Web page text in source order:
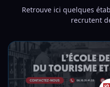
Retrouve ici quelques
recrutent